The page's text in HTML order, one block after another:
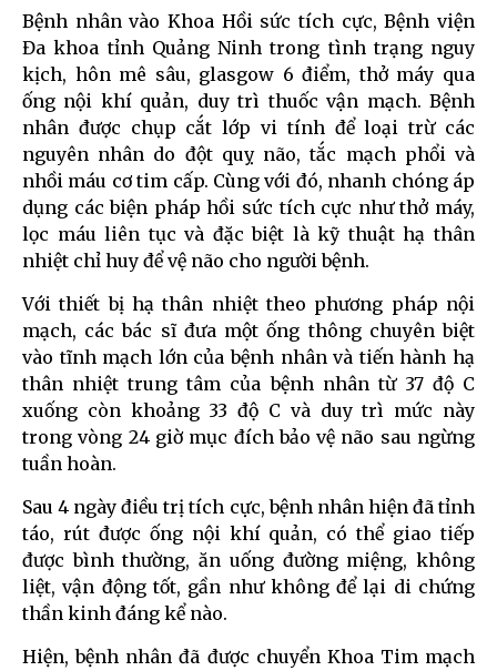
Bệnh nhân vào Khoa Hồi sức tích cực, Bệnh viện
Đa khoa tỉnh Quảng Ninh trong tình trạng nguy
kịch, hôn mê sâu, glasgow 6 điểm, thở máy qua
ống nội khí quản, duy trì thuốc vận mạch. Bệnh
nhân được chụp cắt lớp vi tính để loại trừ các
nguyên nhân do đột quỵ não, tắc mạch phổi và
nhồi máu cơ tim cấp. Cùng với đó, nhanh chóng áp
dụng các biện pháp hồi sức tích cực như thở máy,
lọc máu liên tục và đặc biệt là kỹ thuật hạ thân
nhiệt chỉ huy để vệ não cho người bệnh.
Với thiết bị hạ thân nhiệt theo phương pháp nội
mạch, các bác sĩ đưa một ống thông chuyên biệt
vào tĩnh mạch lớn của bệnh nhân và tiến hành hạ
thân nhiệt trung tâm của bệnh nhân từ 37 độ C
xuống còn khoảng 33 độ C và duy trì mức này
trong vòng 24 giờ mục đích bảo vệ não sau ngừng
tuần hoàn.
Sau 4 ngày điều trị tích cực, bệnh nhân hiện đã tỉnh
táo, rút được ống nội khí quản, có thể giao tiếp
được bình thường, ăn uống đường miệng, không
liệt, vận động tốt, gần như không để lại di chứng
thần kinh đáng kể nào.
Hiện, bệnh nhân đã được chuyển Khoa Tim mạch